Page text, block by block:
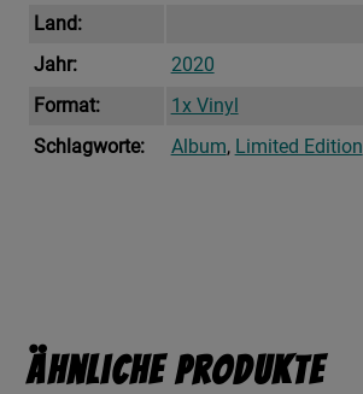
Land:
Jahr:
2020
Format:
1x Vinyl
Schlagworte:
Album, Limited Edition
Ähnliche Produkte